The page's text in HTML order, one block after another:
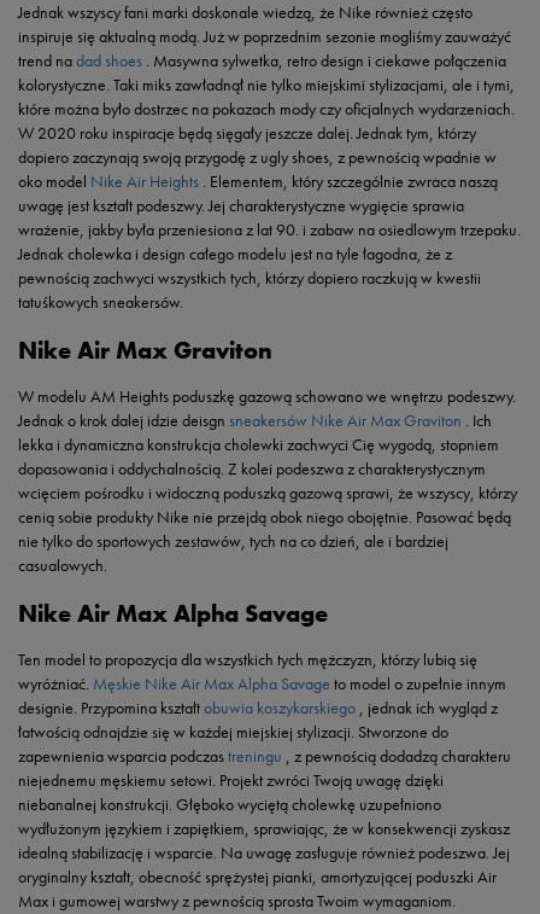
Jednak wszyscy fani marki doskonale wiedzą, że Nike również często
inspiruje się aktualną modą. Już w poprzednim sezonie mogliśmy zauważyć
trend nadad shoes . Masywna sylwetka, retro design i ciekawe połączenia
kolorystyczne. Taki miks zawładnął nie tylko miejskimi stylizacjami, ale i tymi,
które można było dostrzec na pokazach mody czy oficjalnych wydarzeniach.
W 2020 roku inspiracje będą sięgały jeszcze dalej. Jednak tym, którzy
dopiero zaczynają swoją przygodę z ugly shoes, z pewnością wpadnie w
oko model Nike Air Heights . Elementem, który szczególnie zwraca naszą
uwagę jest kształt podeszwy. Jej charakterystyczne wygięcie sprawia
wrażenie, jakby była przeniesiona z lat 90. i zabaw na osiedlowym trzepaku.
Jednak cholewka i design całego modelu jest na tyle łagodna, że z
pewnością zachwyci wszystkich tych, którzy dopiero raczkują w kwestii
tatuśkowych sneakersów.
Nike Air Max Graviton
W modelu AM Heights poduszkę gazową schowano we wnętrzu podeszwy.
Jednak o krok dalej idzie deisgn sneakersów Nike Air Max Graviton . Ich
lekka i dynamiczna konstrukcja cholewki zachwyci Cię wygodą, stopniem
dopasowania i oddychalnością. Z kolei podeszwa z charakterystycznym
wcięciem pośrodku i widoczną poduszką gazową sprawi, że wszyscy, którzy
cenią sobie produkty Nike nie przejdą obok niego obojętnie. Pasować będą
nie tylko do sportowych zestawów, tych na co dzień, ale i bardziej
casualowych.
Nike Air Max Alpha Savage
Ten model to propozycja dla wszystkich tych mężczyzn, którzy lubią się
wyróżniać. Męskie Nike Air Max Alpha Savage to model o zupełnie innym
designie. Przypomina kształtobuwia koszykarskiego , jednak ich wygląd z
łatwością odnajdzie się w każdej miejskiej stylizacji. Stworzone do
zapewnienia wsparcia podczastreningu , z pewnością dodadzą charakteru
niejednemu męskiemu setowi. Projekt zwróci Twoją uwagę dzięki
niebanalnej konstrukcji. Głęboko wyciętą cholewkę uzupełniono
wydłużonym językiem i zapiętkiem, sprawiając, że w konsekwencji zyskasz
idealną stabilizację i wsparcie. Na uwagę zasługuje również podeszwa. Jej
oryginalny kształt, obecność sprężystej pianki, amortyzującej poduszki Air
Max i gumowej warstwy z pewnością sprosta Twoim wymaganiom.